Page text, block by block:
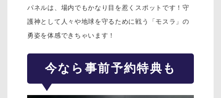
パネルは、場内でもかなり目を惹くスポットです！守
護神として人々や地球を守るために戦う「モスラ」の
勇姿を体感できちゃいます！
今なら事前予約特典も